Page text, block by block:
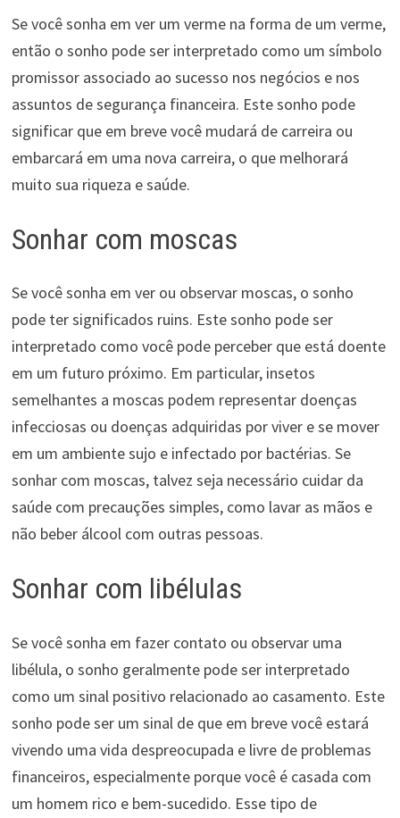
Se você sonha em ver um verme na forma de um verme,
então o sonho pode ser interpretado como um símbolo
promissor associado ao sucesso nos negócios e nos
assuntos de segurança financeira. Este sonho pode
significar que em breve você mudará de carreira ou
embarcará em uma nova carreira, o que melhorará
muito sua riqueza e saúde.
Sonhar com moscas
Se você sonha em ver ou observar moscas, o sonho
pode ter significados ruins. Este sonho pode ser
interpretado como você pode perceber que está doente
em um futuro próximo. Em particular, insetos
semelhantes a moscas podem representar doenças
infecciosas ou doenças adquiridas por viver e se mover
em um ambiente sujo e infectado por bactérias. Se
sonhar com moscas, talvez seja necessário cuidar da
saúde com precauções simples, como lavar as mãos e
não beber álcool com outras pessoas.
Sonhar com libélulas
Se você sonha em fazer contato ou observar uma
libélula, o sonho geralmente pode ser interpretado
como um sinal positivo relacionado ao casamento. Este
sonho pode ser um sinal de que em breve você estará
vivendo uma vida despreocupada e livre de problemas
financeiros, especialmente porque você é casada com
um homem rico e bem-sucedido. Esse tipo de